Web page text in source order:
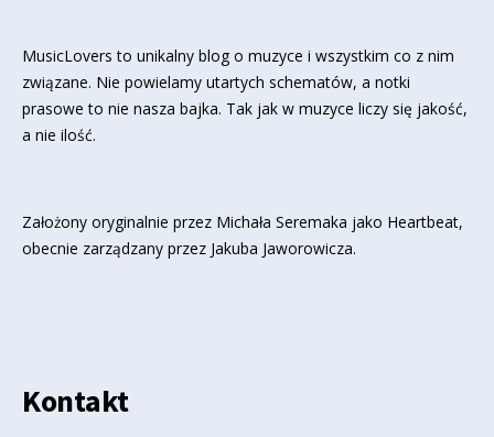
MusicLovers to unikalny blog o muzyce i wszystkim co z nim
związane. Nie powielamy utartych schematów, a notki
prasowe to nie nasza bajka. Tak jak w muzyce liczy się jakość,
a nie ilość.
Założony oryginalnie przez Michała Seremaka jako Heartbeat,
obecnie zarządzany przez Jakuba Jaworowicza.
Kontakt